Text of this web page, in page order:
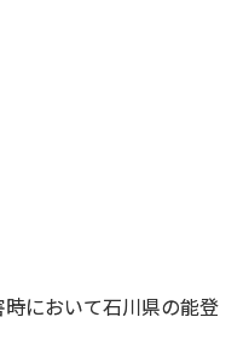
において石川県の能登